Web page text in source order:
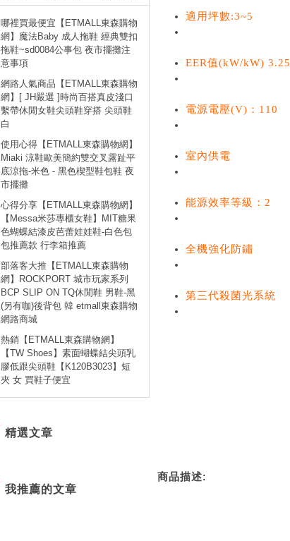
適用坪數:3~5
EER值(kW/kW) 3.25
電源電壓(V)：110
室內供電
能源效率等級：2
全機強化防鏽
第三代殺菌光系統
商品描述:
哪裡買最便宜【ETMALL東森購物
網】魔法Baby 成人拖鞋 經典雙扣
拖鞋~sd0084公事包 夜市擺攤注
意事項
網路人氣商品【ETMALL東森購物
網】[ JH嚴選 ]時尚百搭真皮淺口
繫帶休閒女鞋尖頭鞋穿搭 尖頭鞋
白
使用心得【ETMALL東森購物網】
Miaki 涼鞋歐美簡約雙交叉露趾平
底涼拖-米色 - 黑色楔型鞋包鞋 夜
市擺攤
心得分享【ETMALL東森購物網】
【Messa米莎專櫃女鞋】MIT糖果
色蝴蝶結漆皮芭蕾娃娃鞋-白色包
包推薦款 行李箱推薦
部落客大推【ETMALL東森購物
網】ROCKPORT 城市玩家系列
BCP SLIP ON TQ休閒鞋 男鞋-黑
(另有咖)後背包 韓 etmall東森購物
網路商城
熱銷【ETMALL東森購物網】
【TW Shoes】素面蝴蝶結尖頭乳
膠低跟尖頭鞋【K120B3023】短
夾 女 買鞋子便宜
精選文章
我推薦的文章